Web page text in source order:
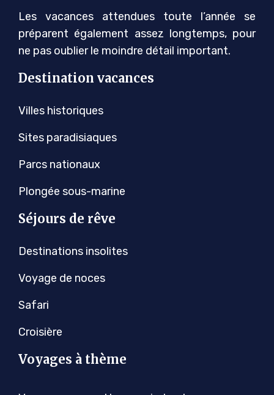
Les vacances attendues toute l’année se
préparent également assez longtemps, pour
ne pas oublier le moindre détail important.
Destination vacances
Villes historiques
Sites paradisiaques
Parcs nationaux
Plongée sous-marine
Séjours de rêve
Destinations insolites
Voyage de noces
Safari
Croisière
Voyages à thème